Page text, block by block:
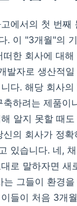
에서의 첫 번째
. 이 "3개월"의
한 회사에 대해
발자로 생산적일
다. 해당 회사의
축하려는 제품이
알지 못할 때도
신의 회사가 정확
있습니다. 네,
로 말하자면 새
는 그들이 환경을
들이 처음 3개